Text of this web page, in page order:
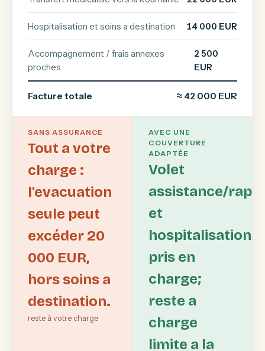
Hospitalisation et soins a destination 14 000 EUR
Accompagnement / frais annexes
proches
2 500
EUR
Facture totale ≈ 42 000 EUR
SANS ASSURANCE
Tout a votre
charge :
l'evacuation
seule peut
excéder 20
000 EUR,
hors soins a
destination.
reste à votre charge
AVEC UNE
COUVERTURE
ADAPTÉE
Volet
assistance/
et
hospitalisation
pris en
charge;
reste a
charge
limite a la